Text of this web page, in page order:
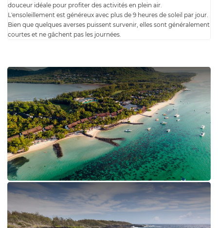
douceur idéale pour profiter des activités en plein air.
L'ensoleillement est généreux avec plus de 9 heures de soleil par jour.
Bien que quelques averses puissent survenir, elles sont généralement
courtes et ne gâchent pas les journées.